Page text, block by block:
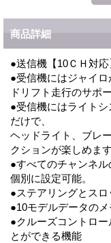
商品詳細
●送信機【10ＣＨ対応
●受信機にはジャイ
ドリフト走行のサポ
●受信機にはライト
だけで、
ヘッドライト、ブレ
クションが楽しめます
●すべてのチャンネ
個別に設定可能。
●ステアリングとスロ
●10モデルデータの
●クルーズコントロ
とができる機能